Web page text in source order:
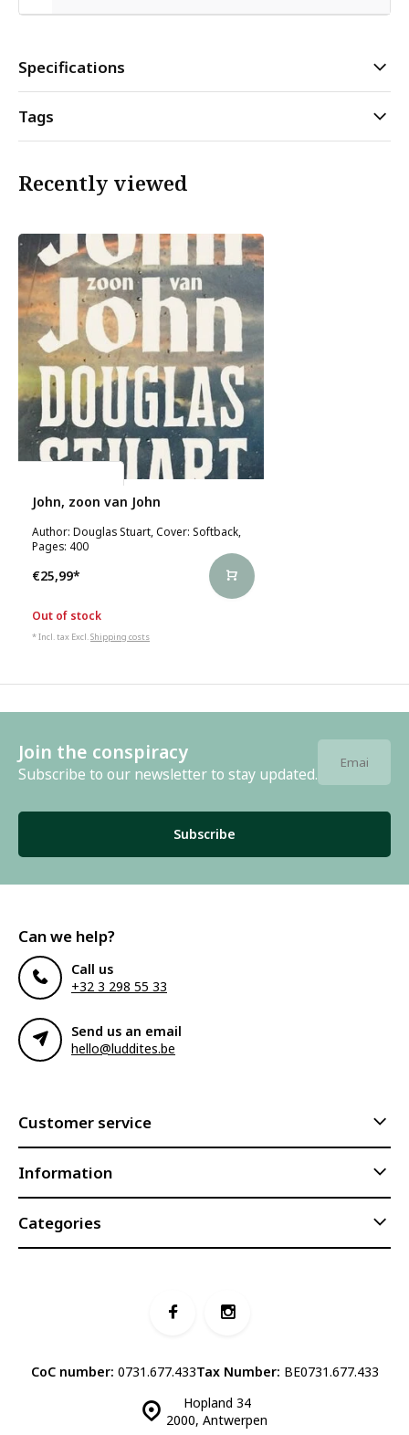
Specifications
Tags
Recently viewed
John, zoon van John
Author: Douglas Stuart, Cover: Softback,
Pages: 400
€25,99*
Out of stock
* Incl. tax Excl.Shipping costs
Join the conspiracy
Subscribe to our newsletter to stay updated.
Subscribe
Can we help?
Call us
+32 3 298 55 33
Send us an email
hello@luddites.be
Customer service
Information
Categories
Hopland 34
2000, Antwerpen
CoC number: 0731.677.433Tax Number: BE0731.677.433